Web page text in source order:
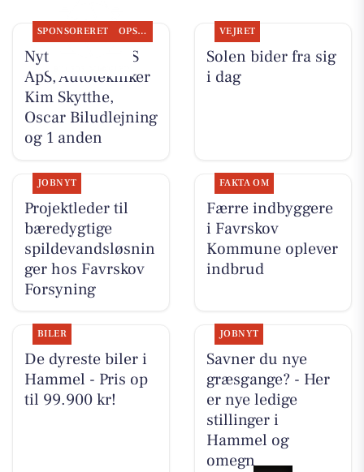
SPONSORERET OPSLAGSTAVLEN
Nyt fra TT CARS
ApS, Autotekniker
Kim Skytthe,
Oscar Biludlejning
og 1 anden
VEJRET
Solen bider fra sig
i dag
JOBNYT
Projektleder til
bæredygtige
spildevandsløsnin
ger hos Favrskov
Forsyning
FAKTA OM
Færre indbyggere
i Favrskov
Kommune oplever
indbrud
BILER
De dyreste biler i
Hammel - Pris op
til 99.900 kr!
JOBNYT
Savner du nye
græsgange? - Her
er nye ledige
stillinger i
Hammel og
omegn